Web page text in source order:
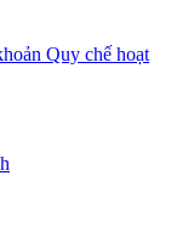
Quy chế hoạt